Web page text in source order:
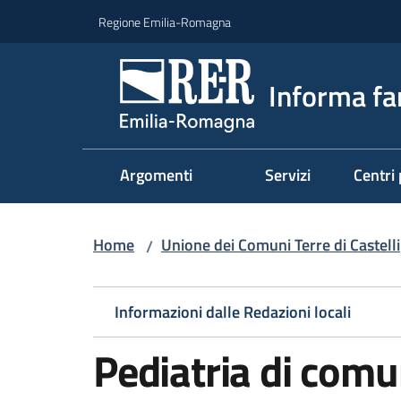
Regione Emilia-Romagna
Informa
Argomenti Servizi Centri
Home / Unione dei Comuni Terre di Castelli
Informazioni dalle Redazioni locali
Pediatria di